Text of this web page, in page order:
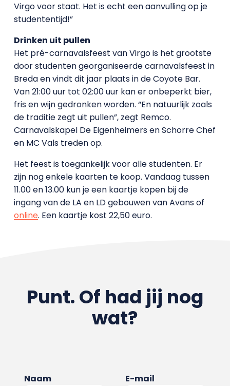
Virgo voor staat. Het is echt een aanvulling op je
studententijd!”
Drinken uit pullen
Het pré-carnavalsfeest van Virgo is het grootste
door studenten georganiseerde carnavalsfeest in
Breda en vindt dit jaar plaats in de Coyote Bar.
Van 21:00 uur tot 02:00 uur kan er onbeperkt bier,
fris en wijn gedronken worden. “En natuurlijk zoals
de traditie zegt uit pullen”, zegt Remco.
Carnavalskapel De Eigenheimers en Schorre Chef
en MC Vals treden op.
Het feest is toegankelijk voor alle studenten. Er
zijn nog enkele kaarten te koop. Vandaag tussen
11.00 en 13.00 kun je een kaartje kopen bij de
ingang van de LA en LD gebouwen van Avans of
online. Een kaartje kost 22,50 euro.
Punt. Of had jij nog
wat?
Naam E-mail